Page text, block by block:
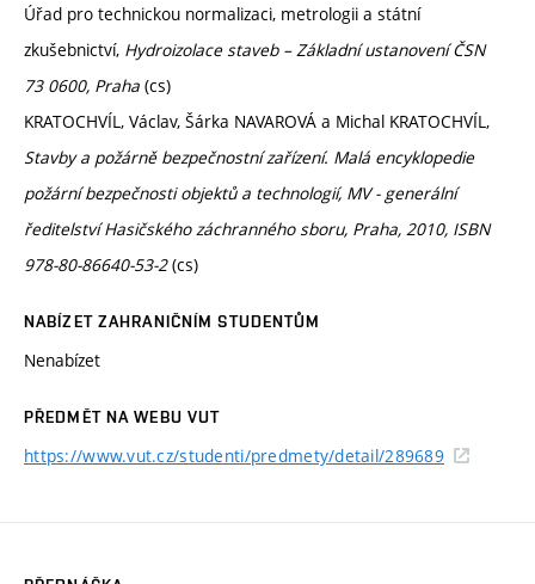
Úřad pro technickou normalizaci, metrologii a státní
zkušebnictví, Hydroizolace staveb – Základní ustanovení ČSN
73 0600, Praha (cs)
KRATOCHVÍL, Václav, Šárka NAVAROVÁ a Michal KRATOCHVÍL,
Stavby a požárně bezpečnostní zařízení. Malá encyklopedie
požární bezpečnosti objektů a technologií, MV - generální
ředitelství Hasičského záchranného sboru, Praha, 2010, ISBN
978-80-86640-53-2(cs)
NABÍZET ZAHRANIČNÍM STUDENTŮM
Nenabízet
PŘEDMĚT NA WEBU VUT
https://www.vut.cz/studenti/predmety/detail/289689